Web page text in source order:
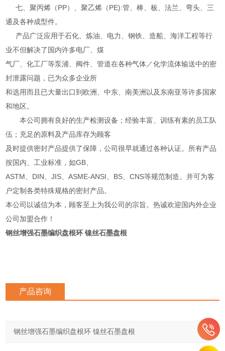
七、聚丙烯（PP）、聚乙烯（PE):管、棒、板、法兰、弯头、三
通及各种成型件。
产品广泛应用于石化、炼油、电力、钢铁、造船、海洋工程等行
业不但解决了国内许多电厂、煤
气厂、化工厂等泵浦、阀件、管道在各种气体／化学流体输送中的密
封泄露问题，已为众多企业所
和选用而且已大量出口到欧洲、中东、南美洲以及东南亚等许多国家
和地区。
本公司拥有良好的生产检测设备；经验丰富、训练有素的员工队
伍；充足的原料及产品库存为顾客
及时提供密封产品提供了保障，公司很早就通过各种认证。所有产品
按国内、工业标准，如GB、
ASTM、DIN、JIS、ASME-ANSI、BS、CNS等规范制造。并可为客
户定制各类特殊规格的密封产品。
本公司以诚信为本，顾客至上为我公司的宗旨。热诚欢迎国内外企业
公司加盟合作！
钢丝增强石墨编织盘根环 镍丝石墨盘根
产品咨询